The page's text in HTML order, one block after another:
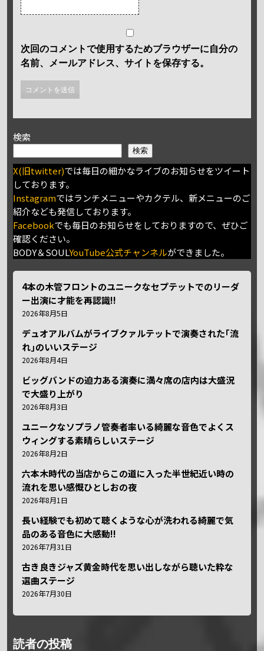
次回のコメントで使用するためブラウザーに自分の
名前、メールアドレス、サイトを保存する。
検索
検索
X(旧twitter)では毎日の細かなライブのお知らせをツイート
しております。
Instagramではランチメニューやカクテル、新メニューのご
紹介なども発信しております。
Facebookでも毎日のお知らせをしておりますので、ぜひご
確認ください。
BODY＆SOULYouTube公式チャンネルができました。
4本の木管フロントのユニークなセプテットでのリーダ
ー出演に才能を再認識!!
2026年8月5日
デュオアルバムがライブクァルテットで演奏された｢流
れ｣のいいステージ
2026年8月4日
ビッグバンドの迫力ある演奏に満々席の店内は大盛況
で大盛り上がり
2026年8月3日
ユニークなソプラノ管奏者率いる綺麗な音色でよくス
ウィングする素晴らしいステージ
2026年8月2日
六本木時代の当店からこの道に入った半世紀近い時の
流れを思い感慨ひとしおの夜
2026年8月1日
長い経験でも初めて聴くような心が洗われる綺麗で気
品のある音色に大感動!!
2026年7月31日
古き良きジャズ黄金時代を思い出しながら聴いた粋な
選曲ステージ
2026年7月30日
読者の投稿